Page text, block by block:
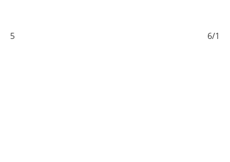
6/15